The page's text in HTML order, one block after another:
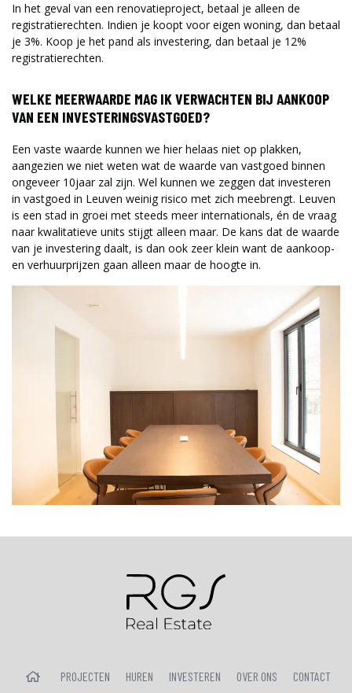
In het geval van een renovatieproject, betaal je alleen de
registratierechten. Indien je koopt voor eigen woning, dan betaal
je 3%. Koop je het pand als investering, dan betaal je 12%
registratierechten.
WELKE MEERWAARDE MAG IK VERWACHTEN BIJ AANKOOP
VAN EEN INVESTERINGSVASTGOED?
Een vaste waarde kunnen we hier helaas niet op plakken,
aangezien we niet weten wat de waarde van vastgoed binnen
ongeveer 10jaar zal zijn. Wel kunnen we zeggen dat investeren
in vastgoed in Leuven weinig risico met zich meebrengt. Leuven
is een stad in groei met steeds meer internationals, én de vraag
naar kwalitatieve units stijgt alleen maar. De kans dat de waarde
van je investering daalt, is dan ook zeer klein want de aankoop-
en verhuurprijzen gaan alleen maar de hoogte in.
HOME PROJECTEN HUREN INVESTEREN OVER ONS CONTACT